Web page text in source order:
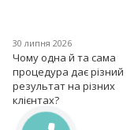
30 липня 2026
Чому одна й та сама
процедура дає різний
результат на різних
клієнтах?